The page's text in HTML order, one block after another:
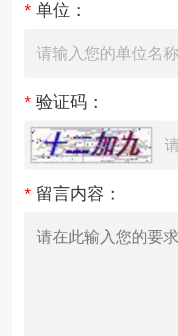
* 单位：
* 验证码：
* 留言内容：